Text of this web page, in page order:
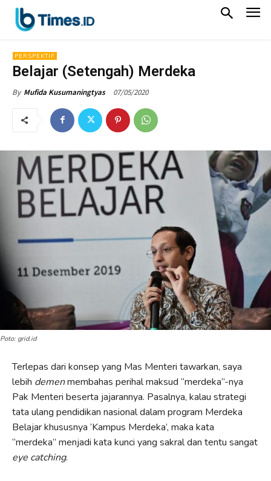
PERSPEKTIF
Belajar (Setengah) Merdeka
By Mufida Kusumaningtyas 07/05/2020
Poto: grid.id
Terlepas dari konsep yang Mas Menteri tawarkan, saya
lebih demenmembahas perihal maksud “merdeka”-nya
Pak Menteri beserta jajarannya. Pasalnya, kalau strategi
tata ulang pendidikan nasional dalam program Merdeka
Belajar khususnya ‘Kampus Merdeka’, maka kata
“merdeka” menjadi kata kunci yang sakral dan tentu sangat
eye catching.